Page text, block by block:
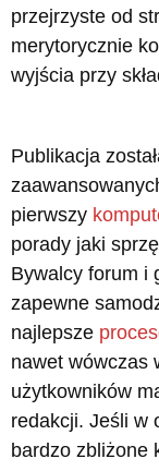
przejrzyste od
merytorycznie
wyjścia przy
Publikacja
pierwszy
porady jaki
Bywalcy forum i
zapewne
najlepsze
nawet wówczas
użytkowników
redakcji. Jeśli w
bardzo zbliżone